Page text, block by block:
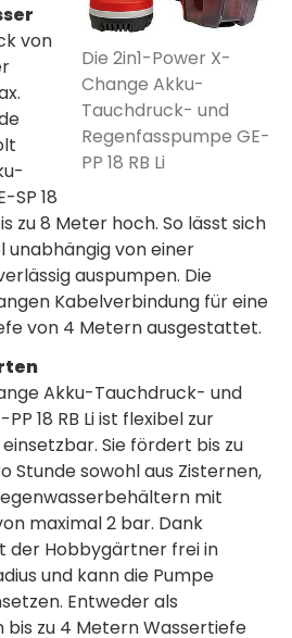
Die 2in1-Power X-
Change Akku-
Tauchdruck- und
Regenfasspumpe GE-
PP 18 RB Li
von
SP 18
zu 8 Meter hoch. So lässt sich
unabhängig von einer
auspumpen. Die
Kabelverbindung für eine
von 4 Metern ausgestattet.
Akku-Tauchdruck- und
18 RB Li ist flexibel zur
Sie fördert bis zu
Stunde sowohl aus Zisternen,
mit
maximal 2 bar. Dank
der Hobbygärtner frei in
und kann die Pumpe
Entweder als
zu 4 Metern Wassertiefe